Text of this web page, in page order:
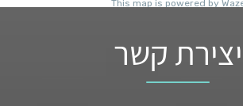
יצירת קשר